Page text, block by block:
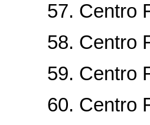
57. Centro
58. Centro
59. Centro
60. Centro